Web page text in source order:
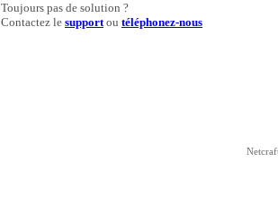
Toujours pas de solution ?
Contactez le supportou téléphonez-nous